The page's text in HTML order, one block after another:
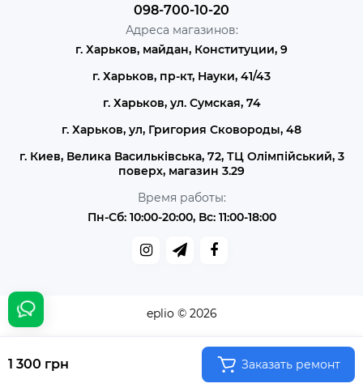
1 300 грн Заказать ремонт
098-700-10-20
Адреса магазинов:
г. Харьков, майдан, Конституции, 9
г. Харьков, пр-кт, Науки, 41/43
г. Харьков, ул. Сумская, 74
г. Харьков, ул, Григория Сковороды, 48
г. Киев, Велика Васильківська, 72, ТЦ Олімпійський, 3
поверх, магазин 3.29
Время работы:
Пн-Сб: 10:00-20:00, Вс: 11:00-18:00
eplio © 2026